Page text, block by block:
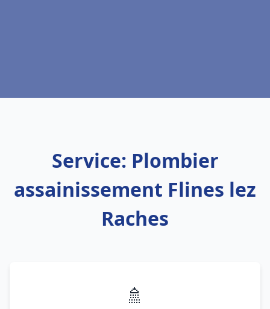
Service: Plombier
assainissement Flines lez
Raches
🚿